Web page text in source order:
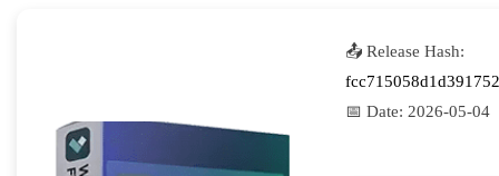
📤 Release Hash:
📅 Date: 2026-05-04